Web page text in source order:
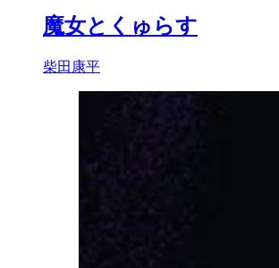
魔女とくゅらす
柴田康平